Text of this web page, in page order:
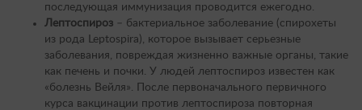
последующая иммунизация проводится ежегодно.
Лептоспироз – бактериальное заболевание (спирохеты
из рода Leptospira), которое вызывает серьезные
заболевания, повреждая жизненно важные органы, такие
как печень и почки. У людей лептоспироз известен как
«болезнь Вейля». После первоначального первичного
курса вакцинации против лептоспироза повторная